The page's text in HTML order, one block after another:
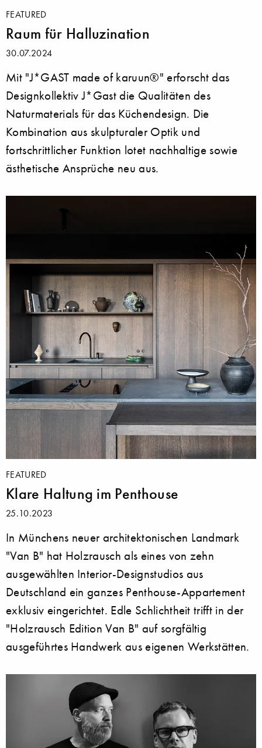
FEATURED
Raum für Halluzination
30.07.2024
Mit "J*GAST made of karuun®" erforscht das
Designkollektiv J*Gast die Qualitäten des
Naturmaterials für das Küchendesign. Die
Kombination aus skulpturaler Optik und
fortschrittlicher Funktion lotet nachhaltige sowie
ästhetische Ansprüche neu aus.
FEATURED
Klare Haltung im Penthouse
25.10.2023
In Münchens neuer architektonischen Landmark
"Van B" hat Holzrausch als eines von zehn
ausgewählten Interior-Designstudios aus
Deutschland ein ganzes Penthouse-Appartement
exklusiv eingerichtet. Edle Schlichtheit trifft in der
"Holzrausch Edition Van B" auf sorgfältig
ausgeführtes Handwerk aus eigenen Werkstätten.